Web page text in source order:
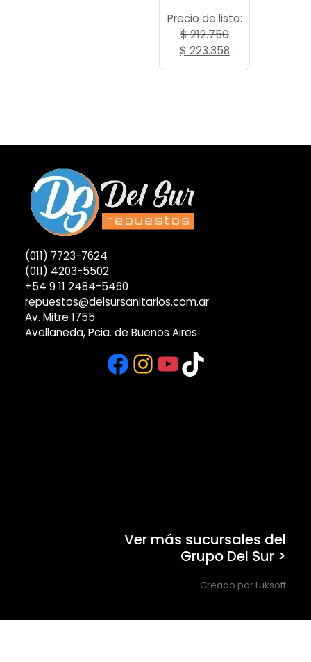
Precio de lista:
$212.750
El
$ 223.358El
precio
(011) 7723-7624
(011) 4203-5502
+54 9 11 2484-5460
repuestos@delsursanitarios.com.ar
Av. Mitre 1755
Avellaneda, Pcia. de Buenos Aires
Facebook
Instagram
YouTube
TikTok
Ver más sucursales del
Grupo Del Sur >
Creado por Luksoft